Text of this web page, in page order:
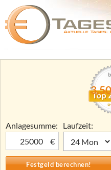
Zum
Anlagesumme:
€
Laufzeit: